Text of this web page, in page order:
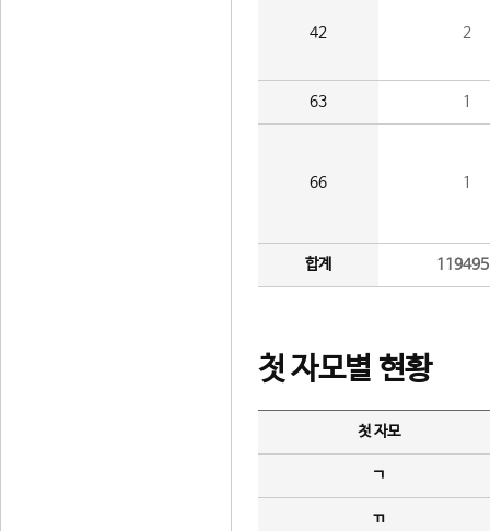
42 2
63 1
66 1
합계
첫 자모별 현황
첫 자모
ㄱ
ㄲ